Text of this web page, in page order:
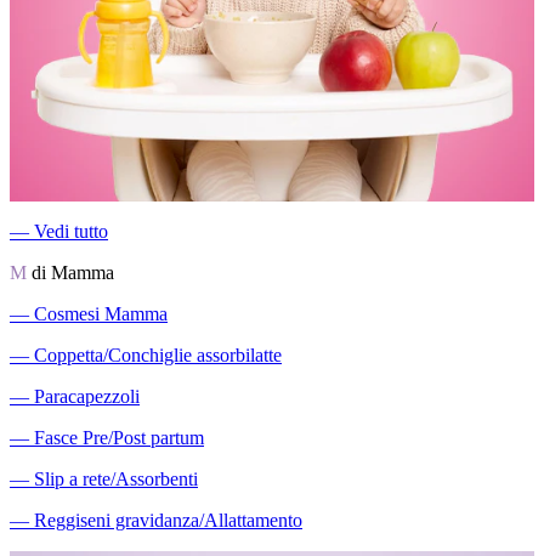
― Vedi tutto
M di Mamma
― Cosmesi Mamma
― Coppetta/Conchiglie assorbilatte
― Paracapezzoli
― Fasce Pre/Post partum
― Slip a rete/Assorbenti
― Reggiseni gravidanza/Allattamento